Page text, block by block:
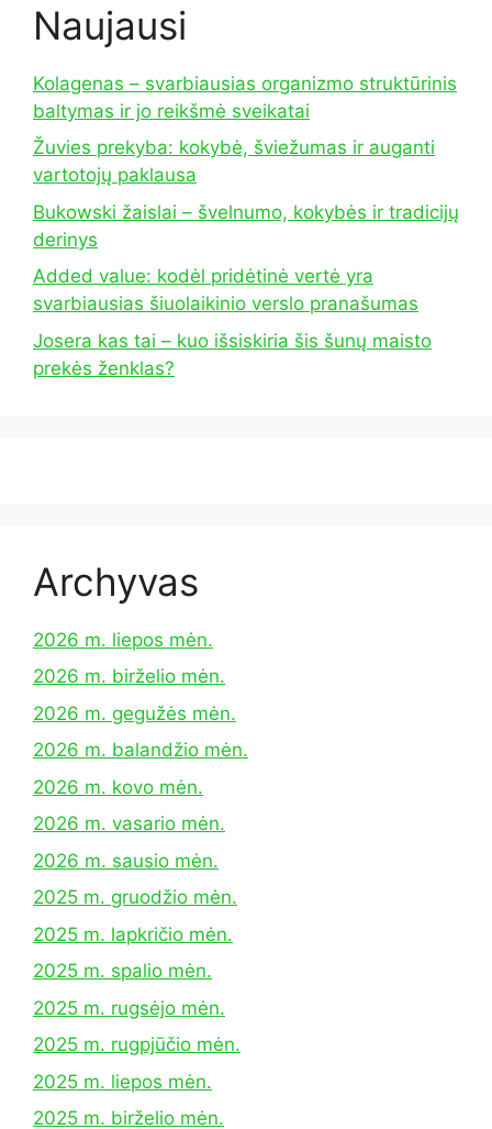
Naujausi
Kolagenas – svarbiausias organizmo struktūrinis
baltymas ir jo reikšmė sveikatai
Žuvies prekyba: kokybė, šviežumas ir auganti
vartotojų paklausa
Bukowski žaislai – švelnumo, kokybės ir tradicijų
derinys
Added value: kodėl pridėtinė vertė yra
svarbiausias šiuolaikinio verslo pranašumas
Josera kas tai – kuo išsiskiria šis šunų maisto
prekės ženklas?
Archyvas
2026 m. liepos mėn.
2026 m. birželio mėn.
2026 m. gegužės mėn.
2026 m. balandžio mėn.
2026 m. kovo mėn.
2026 m. vasario mėn.
2026 m. sausio mėn.
2025 m. gruodžio mėn.
2025 m. lapkričio mėn.
2025 m. spalio mėn.
2025 m. rugsėjo mėn.
2025 m. rugpjūčio mėn.
2025 m. liepos mėn.
2025 m. birželio mėn.